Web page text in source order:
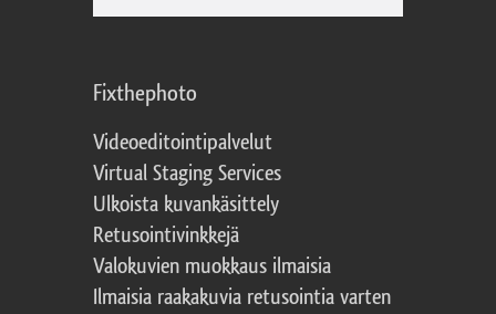
Fixthephoto
Videoeditointipalvelut
Virtual Staging Services
Ulkoista kuvankäsittely
Retusointivinkkejä
Valokuvien muokkaus ilmaisia
Ilmaisia raakakuvia retusointia varten